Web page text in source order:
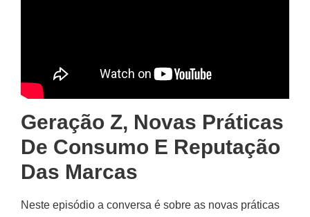
Geração Z, Novas Práticas
De Consumo E Reputação
Das Marcas
Neste episódio a conversa é sobre as novas práticas